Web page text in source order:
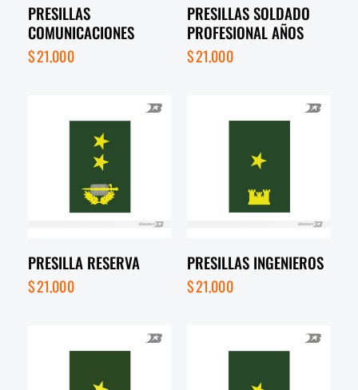
PRESILLAS
COMUNICACIONES
$21,000
PRESILLAS SOLDADO
PROFESIONAL AÑOS
$21,000
PRESILLA RESERVA
$21,000
PRESILLAS INGENIEROS
$21,000